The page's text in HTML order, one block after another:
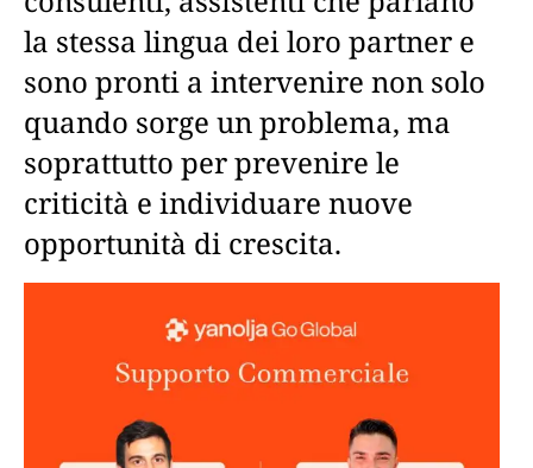
la stessa lingua dei loro partner e
sono pronti a intervenire non solo
quando sorge un problema, ma
soprattutto per prevenire le
criticità e individuare nuove
opportunità di crescita.